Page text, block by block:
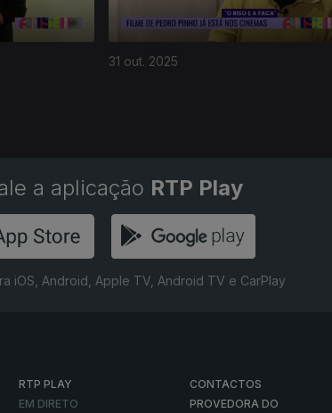
31 out. 2025
a aplicação RTP Play
iOS, Android, Apple TV, Android TV e CarPlay
RTP PLAY
EM DIRETO
CONTACTOS
PROVEDORA DO